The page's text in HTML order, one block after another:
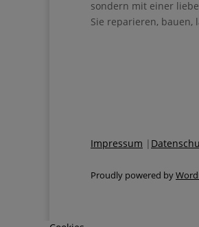
Alltags: Sie reparieren,